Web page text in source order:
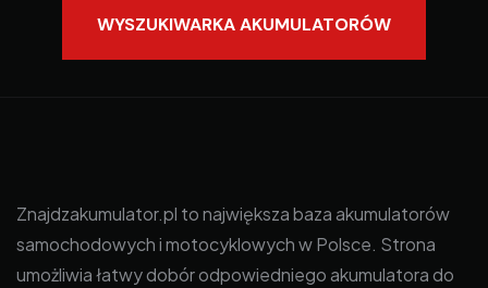
WYSZUKIWARKA AKUMULATORÓW
Znajdzakumulator.pl to największa baza akumulatorów
samochodowych i motocyklowych w Polsce. Strona
umożliwia łatwy dobór odpowiedniego akumulatora do